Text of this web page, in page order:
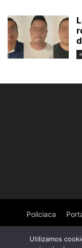
Policiaca
Utilizamos